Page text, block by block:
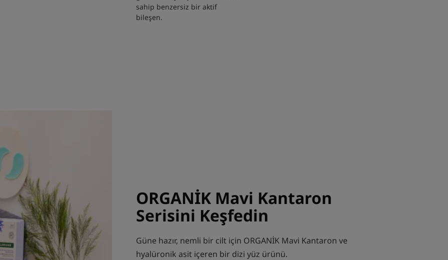
sahip benzersiz bir aktif
bileşen.
ORGANİK Mavi Kantaron
Serisini Keşfedin
Güne hazır, nemli bir cilt için ORGANİK Mavi Kantaron ve
hyalüronik asit içeren bir dizi yüz ürünü.